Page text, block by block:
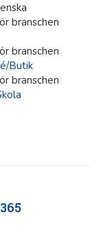
branschen
branschen
Butik
branschen